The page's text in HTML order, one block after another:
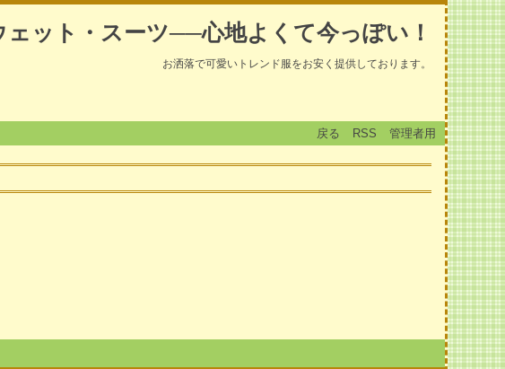
ェット・スーツ──心地よくて今っぽい！
お洒落で可愛いトレンド服をお安く提供しております。
戻る RSS 管理者用